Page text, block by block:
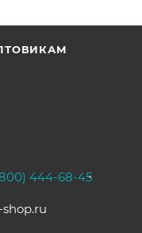
444-68-45